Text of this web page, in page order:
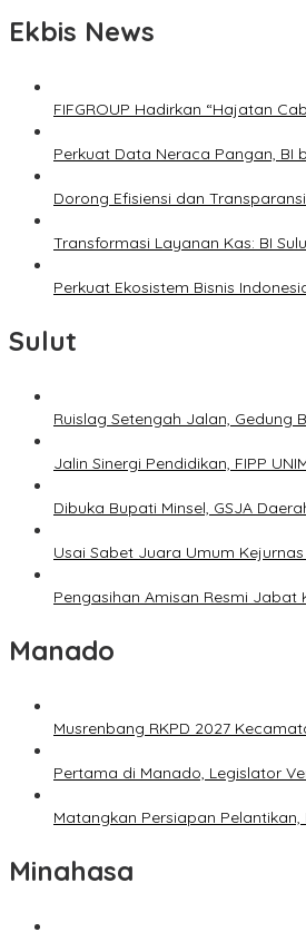
Ekbis News
FIFGROUP Hadirkan “Hajatan
Perkuat Data Neraca Pangan, BI
Dorong Efisiensi dan
Transformasi Layanan Kas: BI
Perkuat Ekosistem Bisnis
Sulut
Ruislag Setengah Jalan, Gedung
Jalin Sinergi Pendidikan, FIPP
Dibuka Bupati Minsel, GSJA
Usai Sabet Juara Umum
Pengasihan Amisan Resmi Jabat
Manado
Musrenbang RKPD 2027
Pertama di Manado, Legislator
Matangkan Persiapan
Minahasa